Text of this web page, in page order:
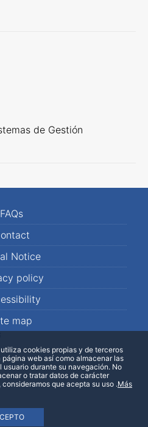
de Gestión
FAQs
Notice
policy
map
cookies propias y de terceros
web así como almacenar las
durante su navegación. No
o tratar datos de carácter
que acepta su uso .Más